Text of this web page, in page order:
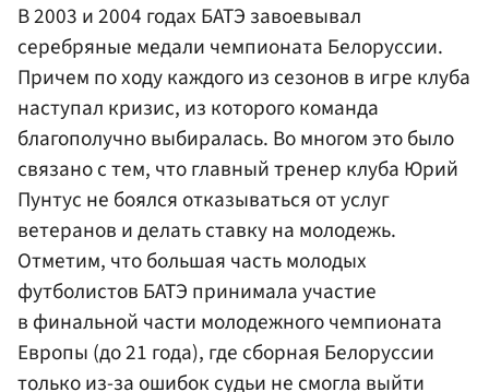
В 2003 и 2004 годах БАТЭ завоевывал
серебряные медали чемпионата Белоруссии.
Причем по ходу каждого из сезонов в игре клуба
наступал кризис, из которого команда
благополучно выбиралась. Во многом это было
связано с тем, что главный тренер клуба Юрий
Пунтус не боялся отказываться от услуг
ветеранов и делать ставку на молодежь.
Отметим, что большая часть молодых
футболистов БАТЭ принимала участие
в финальной части молодежного чемпионата
Европы (до 21 года), где сборная Белоруссии
только из-за ошибок судьи не смогла выйти